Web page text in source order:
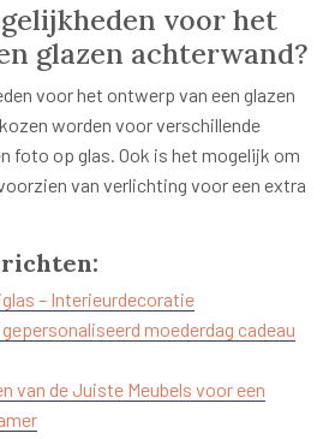
voor het
glazen achterwand?
voor het ontwerp van een glazen
worden voor verschillende
foto op glas. Ook is het mogelijk om
van verlichting voor een extra
– Interieurdecoratie
moederdag cadeau
van de Juiste Meubels voor een